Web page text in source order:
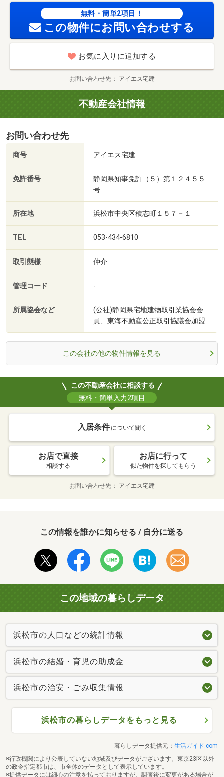
無料・簡単2項目！
この物件にお問い合わせする
お気に入りに追加する
お問い合わせ先 アイエス宅建
不動産会社情報
お問い合わせ先
商号 アイエス宅建
免許番号
静岡県知事免許（５）第１２４５５
号
所在地 浜松市中央区積志町１５７－１
TEL 053-434-6810
取引態様 仲介
管理コード -
所属協会など
(公社)静岡県宅地建物取引業協会会
員、東海不動産公正取引協議会加盟
この会社の他の物件情報を見る
この不動産会社に相談する
無料・簡単入力2項目
入居条件 について聞く
お店で直接
相談する
お店に行って
似た物件を探してもらう
お問い合わせ先 アイエス宅建
この情報を誰かに知らせる / 自分に送る
この地域の暮らしデータ
浜松市の人口などの統計情報
浜松市の結婚・育児の助成金
浜松市の治安・ごみ収集情報
浜松市の暮らしデータをもっと見る
暮らしデータ提供元： 生活ガイド.com
※行政機関により公表していない地域及びデータがございます。東京23区以外
の政令指定都市は、市全体のデータとして表示しています。
※提供データには細心の注意を払っておりますが、調査後に変更がある場合が